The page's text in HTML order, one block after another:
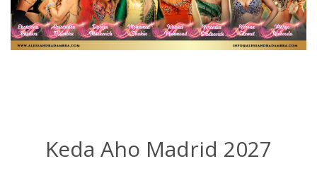
Keda Aho Madrid 2027